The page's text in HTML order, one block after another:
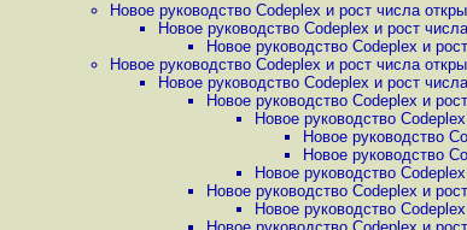
Новое руководство Codeplex и рост числа
Новое руководство Codeplex и рост
Новое руководство Codeplex и
Новое руководство Codeplex и рост числа
Новое руководство Codeplex и рост
Новое руководство Codeplex и
Новое руководство
Новое руководство
Новое руководство
Новое руководство
Новое руководство Codeplex и
Новое руководство